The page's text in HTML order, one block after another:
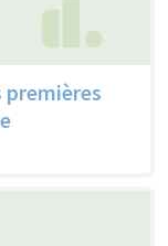
premières